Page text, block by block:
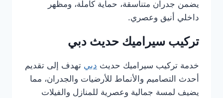
يضمن جدران متناسقة، حماية كاملة، ومظهر
داخلي أنيق وعصري.
تركيب سيراميك حديث دبي
خدمة تركيب سيراميك حديث دبي تهدف إلى تقديم
أحدث التصاميم والأنماط للأرضيات والجدران، مما
يضيف لمسة جمالية وعصرية للمنازل والفيلات